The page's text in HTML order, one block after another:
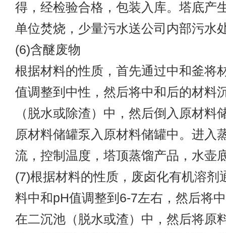
得，经检验合格，包装入库。塔底产
单位焚烧，少量污水送公司内部污水
(6)含醚废物
根据材料的性质，首先通过中和釜将
值调整到中性，然后将中和后的材料
（脱水或除渣）中，然后倒入原材料
原材料储罐泵入原材料储罐中。进入
流，控制温度，塔顶蒸馏产品，水壶
(7)根据材料的性质，废卤化有机溶剂
料中和pH值调整到6-7左右，然后将
在二沉池（脱水或渣）中，然后将原